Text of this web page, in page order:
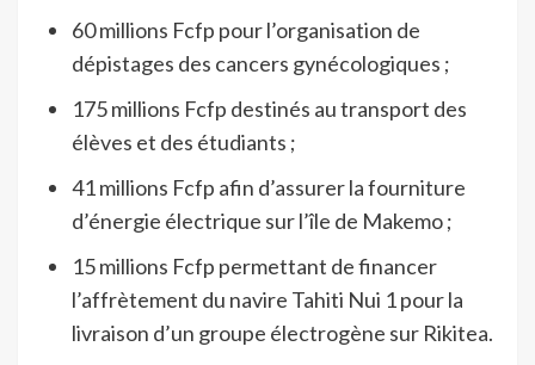
60 millions Fcfp pour l’organisation de
dépistages des cancers gynécologiques ;
175 millions Fcfp destinés au transport des
élèves et des étudiants ;
41 millions Fcfp afin d’assurer la fourniture
d’énergie électrique sur l’île de Makemo ;
15 millions Fcfp permettant de financer
l’affrètement du navire Tahiti Nui 1 pour la
livraison d’un groupe électrogène sur Rikitea.